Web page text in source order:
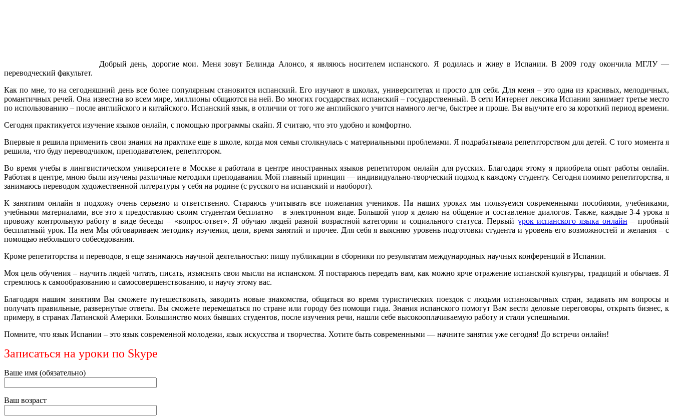
Добрый день, дорогие мои. Меня зовут Белинда Алонсо, я являюсь носителем испанского. Я родилась и живу в Испании. В 2009 году окончила МГЛУ —
переводческий факультет.
Как по мне, то на сегодняшний день все более популярным становится испанский. Его изучают в школах, университетах и просто для себя. Для меня – это одна из красивых, мелодичных,
романтичных речей. Она известна во всем мире, миллионы общаются на ней. Во многих государствах испанский – государственный. В сети Интернет лексика Испании занимает третье место
по использованию – после английского и китайского. Испанский язык, в отличии от того же английского учится намного легче, быстрее и проще. Вы выучите его за короткий период времени.
Сегодня практикуется изучение языков онлайн, с помощью программы скайп. Я считаю, что это удобно и комфортно.
Впервые я решила применить свои знания на практике еще в школе, когда моя семья столкнулась с материальными проблемами. Я подрабатывала репетиторством для детей. С того момента я
решила, что буду переводчиком, преподавателем, репетитором.
Во время учебы в лингвистическом университете в Москве я работала в центре иностранных языков репетитором онлайн для русских. Благодаря этому я приобрела опыт работы онлайн.
Работая в центре, мною были изучены различные методики преподавания. Мой главный принцип — индивидуально-творческий подход к каждому студенту. Сегодня помимо репетиторства, я
занимаюсь переводом художественной литературы у себя на родине (с русского на испанский и наоборот).
К занятиям онлайн я подхожу очень серьезно и ответственно. Стараюсь учитывать все пожелания учеников. На наших уроках мы пользуемся современными пособиями, учебниками,
учебными материалами, все это я предоставляю своим студентам бесплатно – в электронном виде. Большой упор я делаю на общение и составление диалогов. Также, каждые 3-4 урока я
провожу контрольную работу в виде беседы – «вопрос-ответ». Я обучаю людей разной возрастной категории и социального статуса. Первый урок испанского языка онлайн – пробный
бесплатный урок. На нем Мы обговариваем методику изучения, цели, время занятий и прочее. Для себя я выясняю уровень подготовки студента и уровень его возможностей и желания – с
помощью небольшого собеседования.
Кроме репетиторства и переводов, я еще занимаюсь научной деятельностью: пишу публикации в сборники по результатам международных научных конференций в Испании.
Моя цель обучения – научить людей читать, писать, изъяснять свои мысли на испанском. Я постараюсь передать вам, как можно ярче отражение испанской культуры, традиций и обычаев. Я
стремлюсь к самообразованию и самосовершенствованию, и научу этому вас.
Благодаря нашим занятиям Вы сможете путешествовать, заводить новые знакомства, общаться во время туристических поездок с людьми испаноязычных стран, задавать им вопросы и
получать правильные, развернутые ответы. Вы сможете перемещаться по стране или городу без помощи гида. Знания испанского помогут Вам вести деловые переговоры, открыть бизнес, к
примеру, в странах Латинской Америки. Большинство моих бывших студентов, после изучения речи, нашли себе высокооплачиваемую работу и стали успешными.
Помните, что язык Испании – это язык современной молодежи, язык искусства и творчества. Хотите быть современными — начните занятия уже сегодня! До встречи онлайн!
Записаться на уроки по Skype
Ваше имя (обязательно)
Ваш возраст